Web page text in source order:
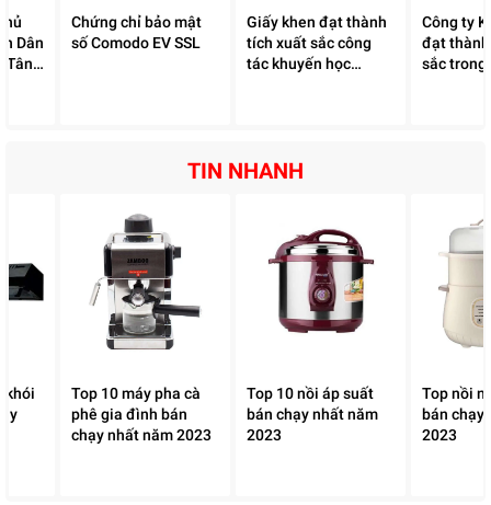
Dân
Tân
Chứng chỉ bảo mật
số Comodo EV SSL
Giấy khen đạt thành
tích xuất sắc công
tác khuyến học
Công ty
đạt
sắc trong
TIN NHANH
khói
Top 10 máy pha cà
phê gia đình bán
chạy nhất năm 2023
Top 10 nồi áp suất
bán chạy nhất năm
2023
Top nồi
bán chạy
2023